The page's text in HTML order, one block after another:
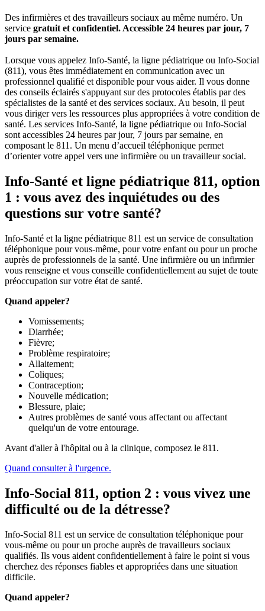
Des infirmières et des travailleurs sociaux au même numéro. Un
service gratuit et confidentiel. Accessible 24 heures par jour, 7
jours par semaine.
Lorsque vous appelez Info-Santé, la ligne pédiatrique ou Info-Social
(811), vous êtes immédiatement en communication avec un
professionnel qualifié et disponible pour vous aider. Il vous donne
des conseils éclairés s'appuyant sur des protocoles établis par des
spécialistes de la santé et des services sociaux. Au besoin, il peut
vous diriger vers les ressources plus appropriées à votre condition de
santé. Les services Info-Santé, la ligne pédiatrique ou Info-Social
sont accessibles 24 heures par jour, 7 jours par semaine, en
composant le 811. Un menu d’accueil téléphonique permet
d’orienter votre appel vers une infirmière ou un travailleur social.
Info-Santé et ligne pédiatrique 811, option
1 : vous avez des inquiétudes ou des
questions sur votre santé?
Info-Santé et la ligne pédiatrique 811 est un service de consultation
téléphonique pour vous-même, pour votre enfant ou pour un proche
auprès de professionnels de la santé. Une infirmière ou un infirmier
vous renseigne et vous conseille confidentiellement au sujet de toute
préoccupation sur votre état de santé.
Quand appeler?
Vomissements;
Diarrhée;
Fièvre;
Problème respiratoire;
Allaitement;
Coliques;
Contraception;
Nouvelle médication;
Blessure, plaie;
Autres problèmes de santé vous affectant ou affectant
quelqu'un de votre entourage.
Avant d'aller à l'hôpital ou à la clinique, composez le 811.
Quand consulter à l'urgence.
Info-Social 811, option 2 : vous vivez une
difficulté ou de la détresse?
Info-Social 811 est un service de consultation téléphonique pour
vous-même ou pour un proche auprès de travailleurs sociaux
qualifiés. Ils vous aident confidentiellement à faire le point si vous
cherchez des réponses fiables et appropriées dans une situation
difficile.
Quand appeler?